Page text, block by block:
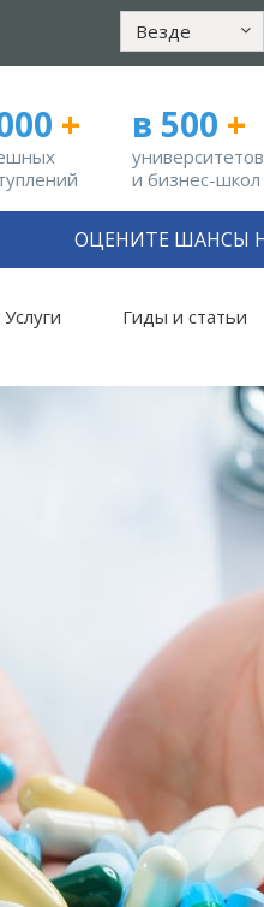
Везде
+ в 500 +
университетов
и бизнес-
ОЦЕНИТЕ ШАНСЫ
Услуги Гиды и статьи